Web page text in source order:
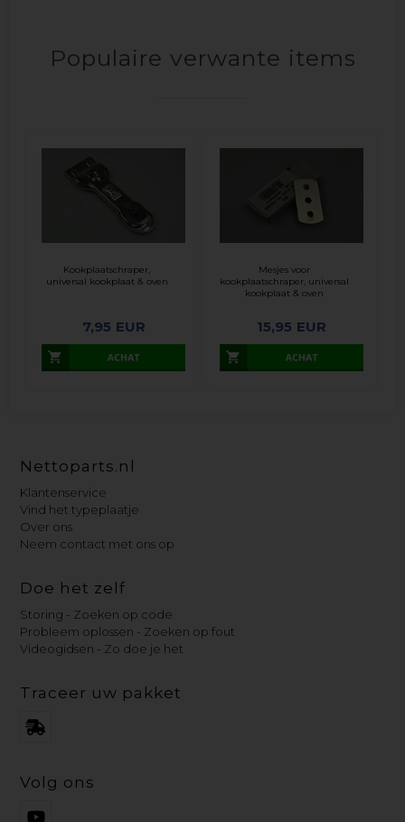
Populaire verwante items
Kookplaatschraper,
universal kookplaat & oven
7,95 EUR
Mesjes voor
kookplaatschraper, universal
kookplaat & oven
15,95 EUR
Nettoparts.nl
Klantenservice
Vind het typeplaatje
Over ons
Neem contact met ons op
Doe het zelf
Storing - Zoeken op code
Probleem oplossen - Zoeken op fout
Videogidsen - Zo doe je het
Traceer uw pakket
Volg ons